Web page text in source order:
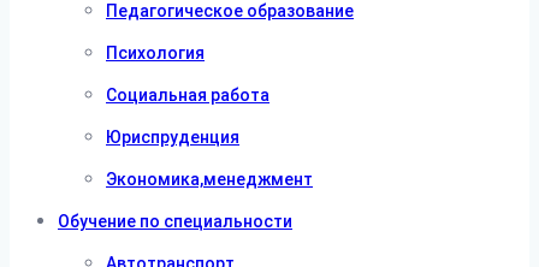
Педагогическое образование
Психология
Социальная работа
Юриспруденция
Экономика,менеджмент
Обучение по специальности